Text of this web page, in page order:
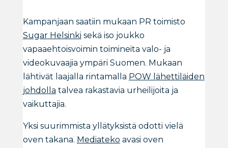
Kampanjaan saatiin mukaan PR toimisto
Sugar Helsinki sekä iso joukko
vapaaehtoisvoimin toimineita valo- ja
videokuvaajia ympäri Suomen. Mukaan
lähtivät laajalla rintamalla POW lähettiläiden
johdolla talvea rakastavia urheilijoita ja
vaikuttajia.
Yksi suurimmista yllätyksistä odotti vielä
oven takana. Mediateko avasi oven